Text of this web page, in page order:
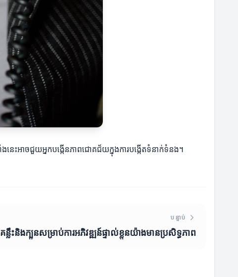
នេះអាចជួយអ្នកបង្កើនភាពជោគជ័យក្នុងការបង្កើតទំនាក់ទំនង។
បន្ទាប់
គន្លឹះនិងក្បួនសម្រាប់ការអភិវឌ្ឍន៍ផ្ទាល់ខ្លួនយ៉ាងមានប្រសិទ្ធភាព